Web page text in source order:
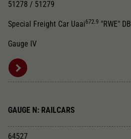
51278 / 51279
Special Freight Car Uaai672.9 "RWE" DB
Gauge IV
GAUGE N: RAILCARS
64527